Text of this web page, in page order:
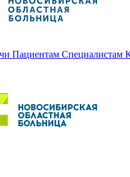
Пациентам Специалистам